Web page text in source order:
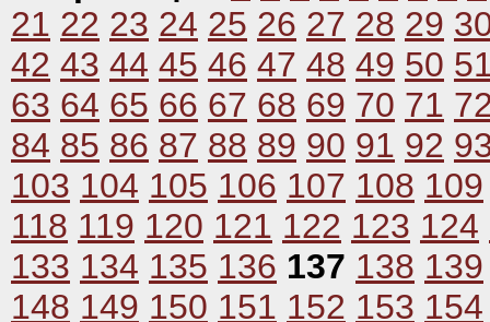
21 22 23 24 25 26 27 28 29
42 43 44 45 46 47 48 49 50
63 64 65 66 67 68 69 70 71
84 85 86 87 88 89 90 91 92
103 104 105 106 107 108 109
118 119 120 121 122 123 124
133 134 135 136 137 138 139
148 149 150 151 152 153 154